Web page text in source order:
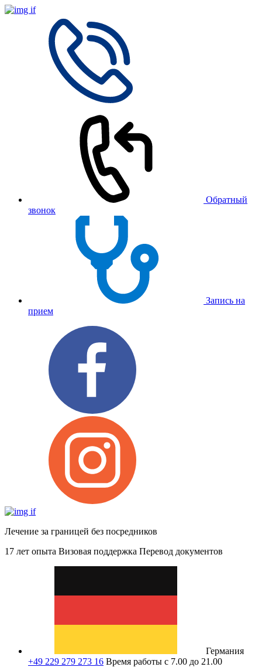
Обратный
звонок
Запись на
прием
Лечение за границей без посредников
17 лет опыта Визовая поддержка Перевод документов
Германия
+49 229 279 273 16 Время работы с 7.00 до 21.00